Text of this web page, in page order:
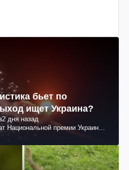
бьет по
ищет Украина?
2 дня назад
Национальной премии Украины